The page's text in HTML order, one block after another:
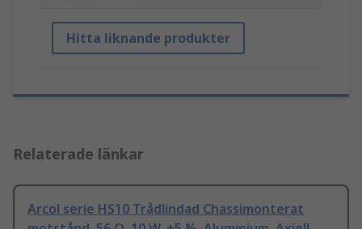
Hitta liknande produkter
Relaterade länkar
Arcol serie HS10 Trådlindad Chassimonterat